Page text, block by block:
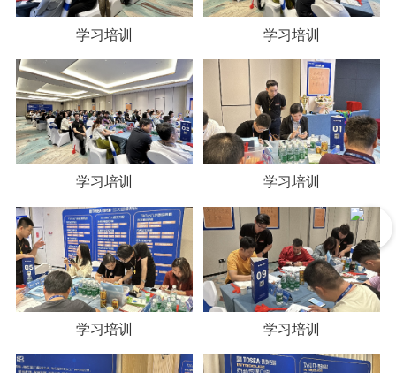
学习培训 学习培训
学习培训 学习培训
学习培训 学习培训